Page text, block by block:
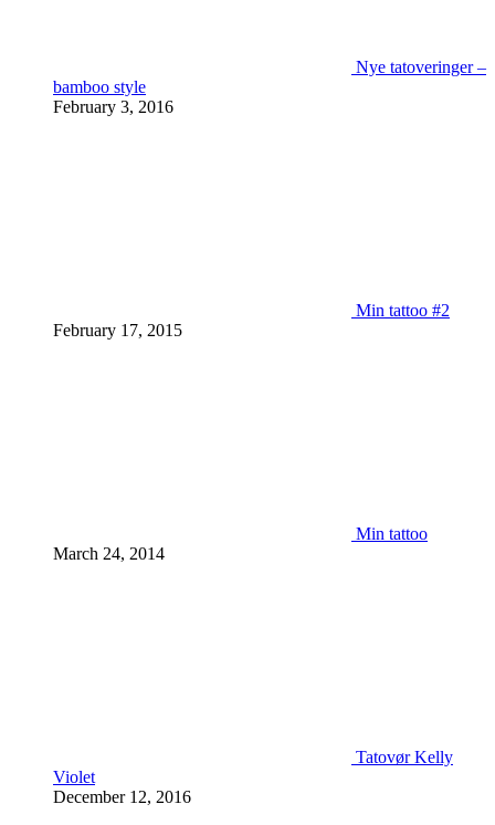
Nye tatoveringer –
bamboo style
February 3, 2016
Min tattoo #2
February 17, 2015
Min tattoo
March 24, 2014
Tatovør Kelly
Violet
December 12, 2016